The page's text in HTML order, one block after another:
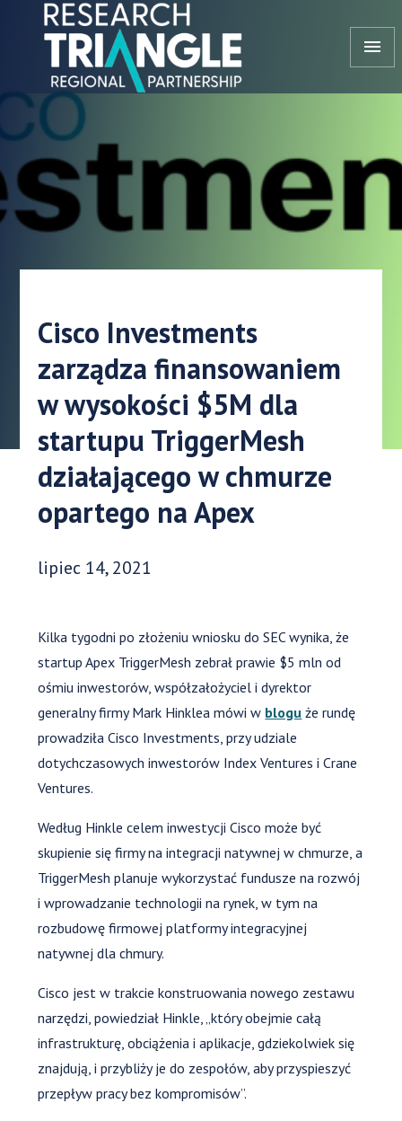
Przejdź do treści
menu
Cisco Investments
zarządza finansowaniem
w wysokości $5M dla
startupu TriggerMesh
działającego w chmurze
opartego na Apex
Data opublikowania:
lipiec 14, 2021
Kilka tygodni po złożeniu wniosku do SEC wynika, że
startup Apex TriggerMesh zebrał prawie $5 mln od
ośmiu inwestorów, współzałożyciel i dyrektor
generalny firmy Mark Hinklea mówi w blogu że rundę
prowadziła Cisco Investments, przy udziale
dotychczasowych inwestorów Index Ventures i Crane
Ventures.
Według Hinkle celem inwestycji Cisco może być
skupienie się firmy na integracji natywnej w chmurze, a
TriggerMesh planuje wykorzystać fundusze na rozwój
i wprowadzanie technologii na rynek, w tym na
rozbudowę firmowej platformy integracyjnej
natywnej dla chmury.
Cisco jest w trakcie konstruowania nowego zestawu
narzędzi, powiedział Hinkle, „który obejmie całą
infrastrukturę, obciążenia i aplikacje, gdziekolwiek się
znajdują, i przybliży je do zespołów, aby przyspieszyć
przepływ pracy bez kompromisów”.